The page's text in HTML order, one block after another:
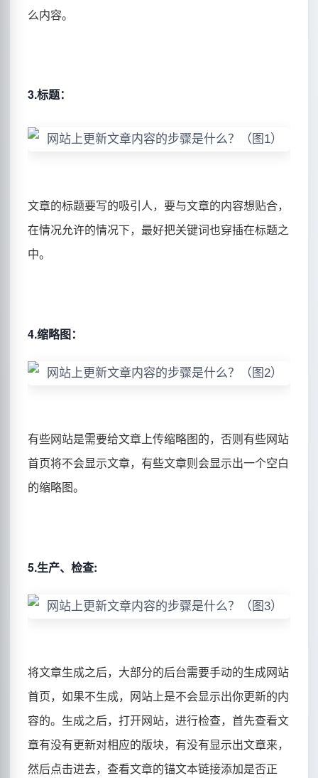
么内容。
3.标题：
文章的标题要写的吸引人，要与文章的内容想贴合，
在情况允许的情况下，最好把关键词也穿插在标题之
中。
4.缩略图：
有些网站是需要给文章上传缩略图的，否则有些网站
首页将不会显示文章，有些文章则会显示出一个空白
的缩略图。
5.生产、检查:
将文章生成之后，大部分的后台需要手动的生成网站
首页，如果不生成，网站上是不会显示出你更新的内
容的。生成之后，打开网站，进行检查，首先查看文
章有没有更新对相应的版块，有没有显示出文章来，
然后点击进去，查看文章的锚文本链接添加是否正